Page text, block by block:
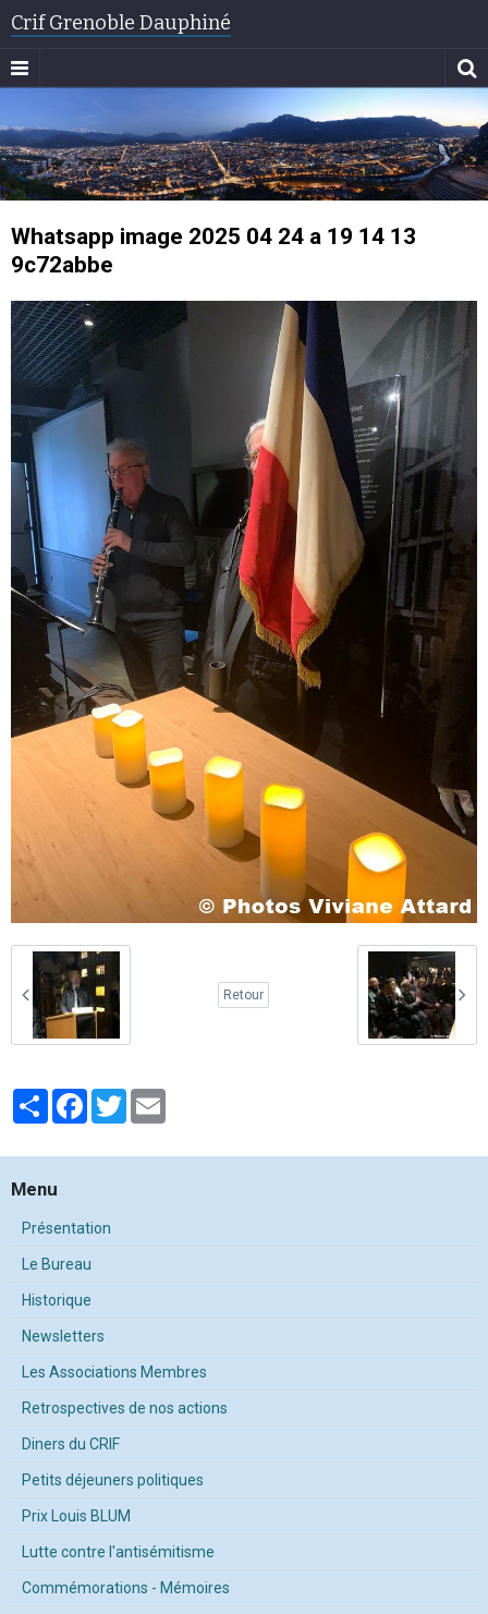
Crif Grenoble Dauphiné
Whatsapp image 2025 04 24 a 19 14 13
9c72abbe
Retour
PartagerFacebook
Twitter
Menu
Présentation
Le Bureau
Historique
Newsletters
Les Associations Membres
Retrospectives de nos actions
Diners du CRIF
Petits déjeuners politiques
Prix Louis BLUM
Lutte contre l'antisémitisme
Commémorations - Mémoires